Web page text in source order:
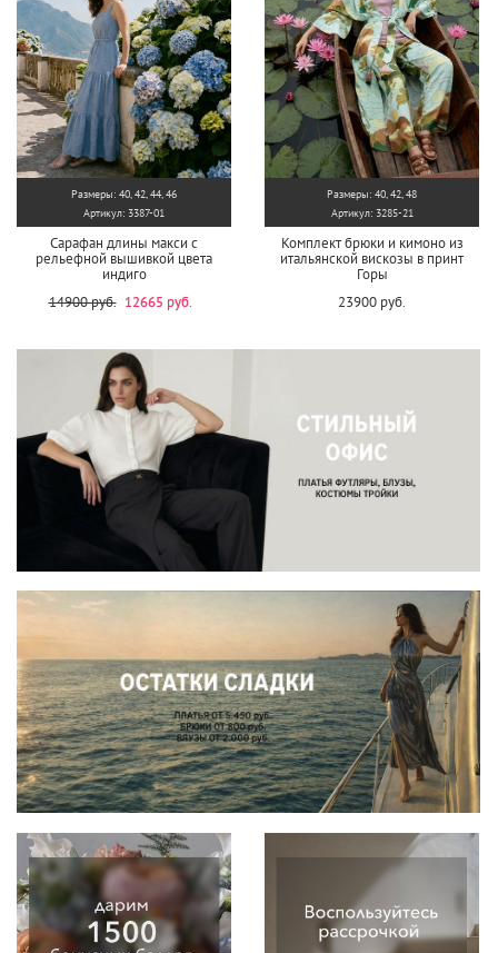
Размеры: 40, 42, 44, 46
Артикул: 3387-01
Сарафан длины макси с
рельефной вышивкой цвета
индиго
14900 руб. 12665 руб.
Размеры: 40, 42, 48
Артикул: 3285-21
Комплект брюки и кимоно из
итальянской вискозы в принт
Горы
23900 руб.